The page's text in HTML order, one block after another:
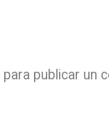
para publicar un